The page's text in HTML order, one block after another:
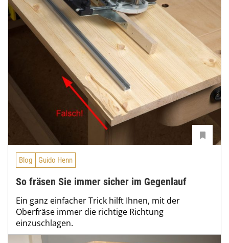
Blog Guido Henn
So fräsen Sie immer sicher im Gegenlauf
Ein ganz einfacher Trick hilft Ihnen, mit der
Oberfräse immer die richtige Richtung
einzuschlagen.